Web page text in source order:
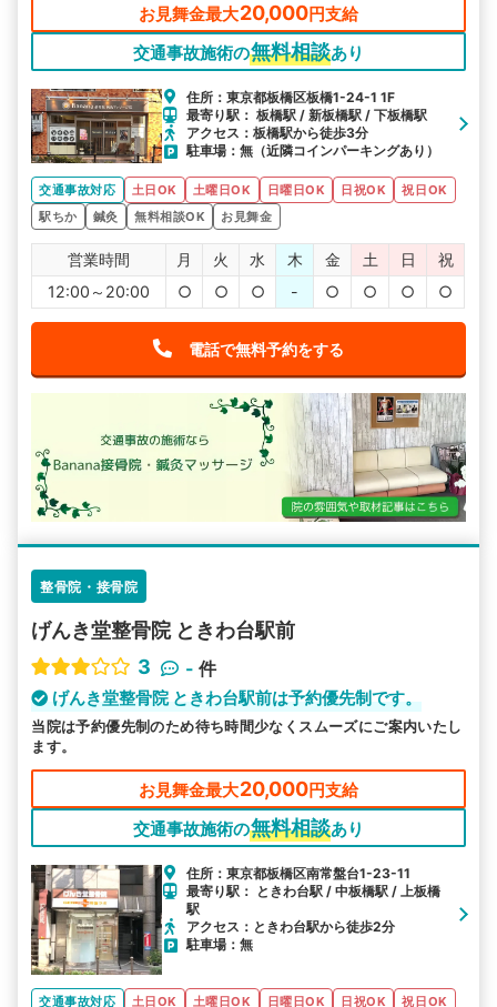
お見舞金最大20,000円支給
交通事故施術の無料相談あり
住所：東京都板橋区板橋1-24-1 1F
最寄り駅： 板橋駅 / 新板橋駅 / 下板橋駅
アクセス：板橋駅から徒歩3分
駐車場：無（近隣コインパーキングあり）
交通事故対応 土日OK 土曜日OK 日曜日OK 日祝OK
祝日OK
駅ちか
鍼灸 無料相談OK お見舞金
営業時間 月 火 水 木 金 土 日
祝
12:00～20:00
○ ○ ○ - ○ ○ ○ ○
電話で無料予約をする
整骨院・接骨院
げんき堂整骨院 ときわ台駅前
3
- 件
げんき堂整骨院 ときわ台駅前は予約優先制です。
当院は予約優先制のため待ち時間少なくスムーズにご案内いたし
ます。
お見舞金最大20,000円支給
交通事故施術の無料相談あり
住所：東京都板橋区南常盤台1-23-11
最寄り駅： ときわ台駅 / 中板橋駅 / 上板橋
駅
アクセス：ときわ台駅から徒歩2分
駐車場：無
交通事故対応 土日OK 土曜日OK 日曜日OK 日祝OK
祝日OK